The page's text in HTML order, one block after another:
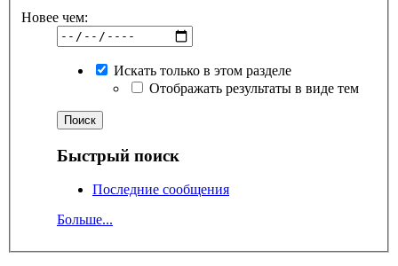
Новее чем:
Искать только в этом разделе
Отображать результаты в виде тем
Быстрый поиск
Последние сообщения
Больше...